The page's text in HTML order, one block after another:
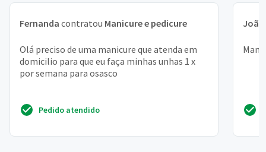
Fernanda contratou Manicure e pedicure
Olá preciso de uma manicure que atenda em
domicilio para que eu faça minhas unhas 1 x
por semana para osasco
Pedido atendido